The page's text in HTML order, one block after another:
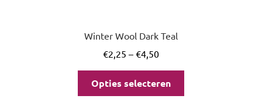
Winter Wool Dark Teal
€2,25 – €4,50
Opties selecteren